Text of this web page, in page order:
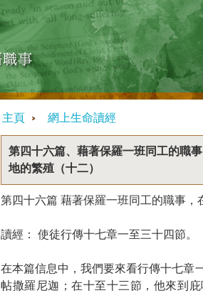
主頁 網上生命讀經
第四十六篇、藉著保羅一班同工的職
地的繁殖（十二）
第四十六篇 藉著保羅一班同工的職事，
讀經： 使徒行傳十七章一至三十四節。
在本篇信息中，我們要來看行傳十七章
帖撒羅尼迦；在十至十三節，他來到